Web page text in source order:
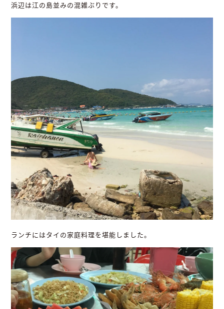
浜辺は江の島並みの混雑ぶりです。
ランチにはタイの家庭料理を堪能しました。